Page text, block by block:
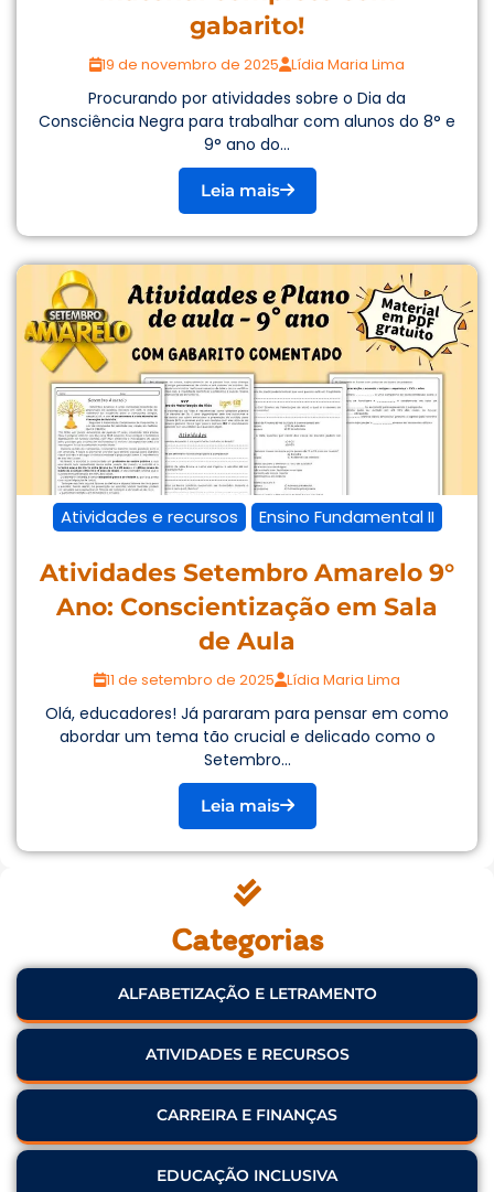
gabarito!
19 de novembro de 2025 Lídia Maria Lima
Procurando por atividades sobre o Dia da
Consciência Negra para trabalhar com alunos do 8° e
9° ano do...
Leia mais
Atividades e recursos Ensino Fundamental II
Atividades Setembro Amarelo 9°
Ano: Conscientização em Sala
de Aula
11 de setembro de 2025 Lídia Maria Lima
Olá, educadores! Já pararam para pensar em como
abordar um tema tão crucial e delicado como o
Setembro...
Leia mais
Categorias
ALFABETIZAÇÃO E LETRAMENTO
ATIVIDADES E RECURSOS
CARREIRA E FINANÇAS
EDUCAÇÃO INCLUSIVA